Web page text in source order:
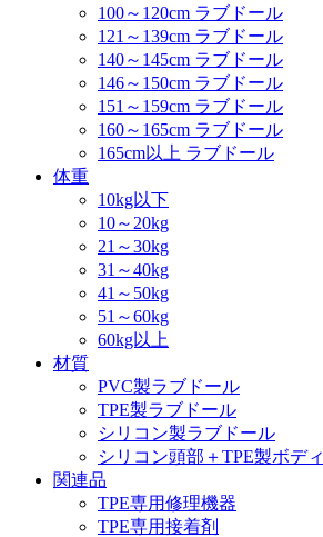
100～120cm ラブドール
121～139cm ラブドール
140～145cm ラブドール
146～150cm ラブドール
151～159cm ラブドール
160～165cm ラブドール
165cm以上 ラブドール
体重
10kg以下
10～20kg
21～30kg
31～40kg
41～50kg
51～60kg
60kg以上
材質
PVC製ラブドール
TPE製ラブドール
シリコン製ラブドール
シリコン頭部＋TPE製ボディ
関連品
TPE専用修理機器
TPE専用接着剤